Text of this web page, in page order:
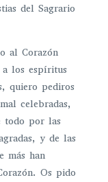
del Sagrario
al Corazón
los espíritus
quiero pediros
celebradas,
todo por las
y de las
más han
Os pido